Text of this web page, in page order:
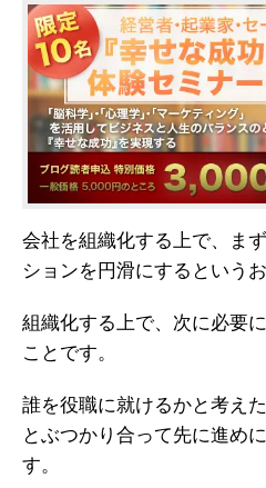
会社を組織化する上で、ま
ションを円滑にするという
組織化する上で、次に必要
ことです。
誰を役職に就けるかと考え
とぶつかり合って先に進め
す。